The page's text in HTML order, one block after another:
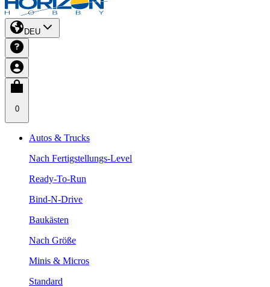
DEU
0
Autos & Trucks
Nach Fertigstellungs-Level
Ready-To-Run
Bind-N-Drive
Baukästen
Nach Größe
Minis & Micros
Standard